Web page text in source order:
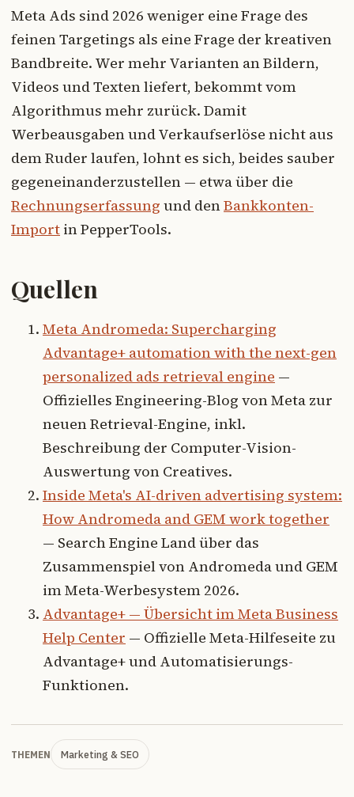
Meta Ads sind 2026 weniger eine Frage des
feinen Targetings als eine Frage der kreativen
Bandbreite. Wer mehr Varianten an Bildern,
Videos und Texten liefert, bekommt vom
Algorithmus mehr zurück. Damit
Werbeausgaben und Verkaufserlöse nicht aus
dem Ruder laufen, lohnt es sich, beides sauber
gegeneinanderzustellen — etwa über die
Rechnungserfassung und denBankkonten-
Import in PepperTools.
Quellen
Meta Andromeda: Supercharging
Advantage+ automation with the next-gen
personalized ads retrieval engine —
Offizielles Engineering-Blog von Meta zur
neuen Retrieval-Engine, inkl.
Beschreibung der Computer-Vision-
Auswertung von Creatives.
Inside Meta's AI-driven advertising system:
How Andromeda and GEM work together
— Search Engine Land über das
Zusammenspiel von Andromeda und GEM
im Meta-Werbesystem 2026.
Advantage+ — Übersicht im Meta Business
Help Center — Offizielle Meta-Hilfeseite zu
Advantage+ und Automatisierungs-
Funktionen.
THEMEN Marketing & SEO